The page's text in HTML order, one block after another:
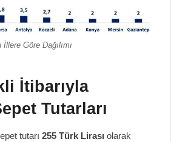
Göre Dağılımı
İtibarıyla
Tutarları
tutarı 255 Türk Lirası olarak